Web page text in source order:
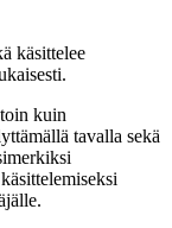
käsittelee
kuin
tavalla sekä